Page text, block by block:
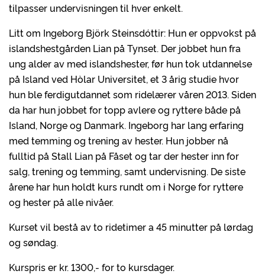
tilpasser undervisningen til hver enkelt.
Litt om Ingeborg Björk Steinsdóttir: Hun er oppvokst på
islandshestgården Lian på Tynset. Der jobbet hun fra
ung alder av med islandshester, før hun tok utdannelse
på Island ved Hòlar Universitet, et 3 årig studie hvor
hun ble ferdigutdannet som ridelærer våren 2013. Siden
da har hun jobbet for topp avlere og ryttere både på
Island, Norge og Danmark. Ingeborg har lang erfaring
med temming og trening av hester. Hun jobber nå
fulltid på Stall Lian på Fåset og tar der hester inn for
salg, trening og temming, samt undervisning. De siste
årene har hun holdt kurs rundt om i Norge for ryttere
og hester på alle nivåer.
Kurset vil bestå av to ridetimer a 45 minutter på lørdag
og søndag.
Kurspris er kr. 1300,- for to kursdager.